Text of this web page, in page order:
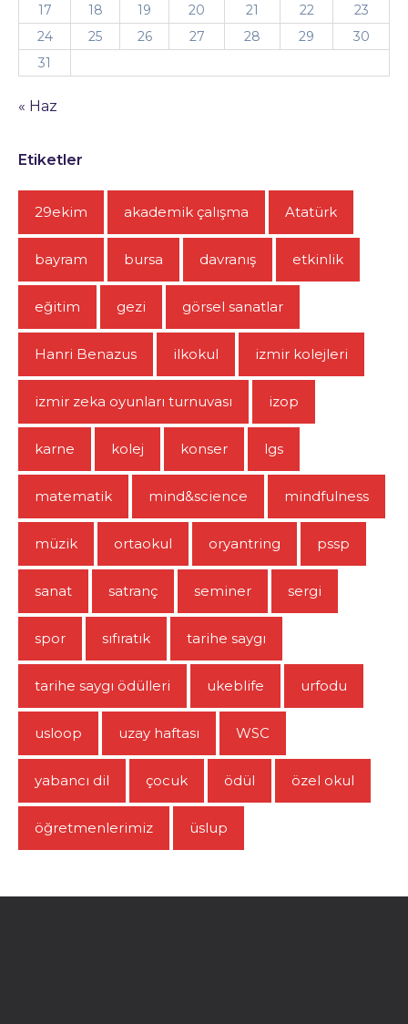
17 18 19 20 21 22
23
24
25 26 27 28 29
30
31
« Haz
Etiketler
29ekim akademik çalışma Atatürk
bayram bursa davranış etkinlik
eğitim gezi görsel sanatlar
Hanri Benazus ilkokul izmir kolejleri
izmir zeka oyunları turnuvası izop
karne kolej konser lgs
matematik mind&science mindfulness
müzik ortaokul oryantring pssp
sanat satranç seminer sergi
spor sıfıratık tarihe saygı
tarihe saygı ödülleri ukeblife urfodu
usloop uzay haftası WSC
yabancı dil çocuk ödül özel okul
öğretmenlerimiz üslup